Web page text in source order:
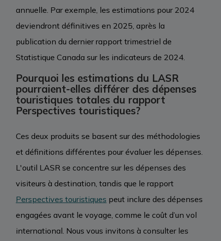
annuelle. Par exemple, les estimations pour 2024
deviendront définitives en 2025, après la
publication du dernier rapport trimestriel de
Statistique Canada sur les indicateurs de 2024.
Pourquoi les estimations du LASR
pourraient-elles différer des dépenses
touristiques totales du rapport
Perspectives touristiques?
Ces deux produits se basent sur des méthodologies
et définitions différentes pour évaluer les dépenses.
L'outil LASR se concentre sur les dépenses des
visiteurs à destination, tandis que le rapport
Perspectives touristiques peut inclure des dépenses
engagées avant le voyage, comme le coût d’un vol
international. Nous vous invitons à consulter les